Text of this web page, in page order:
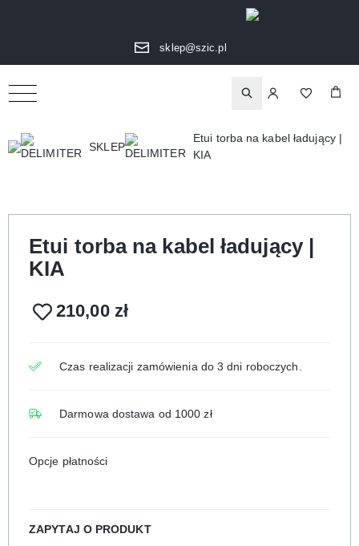
sklep@szic.pl
SKLEP
Etui torba na kabel ładujący |
KIA
Etui torba na kabel ładujący |
KIA
210,00 zł
Czas realizacji zamówienia do 3 dni roboczych.
Darmowa dostawa od 1000 zł
Opcje płatności
ZAPYTAJ O PRODUKT